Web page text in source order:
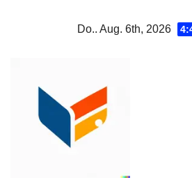
Do.. Aug. 6th, 2026